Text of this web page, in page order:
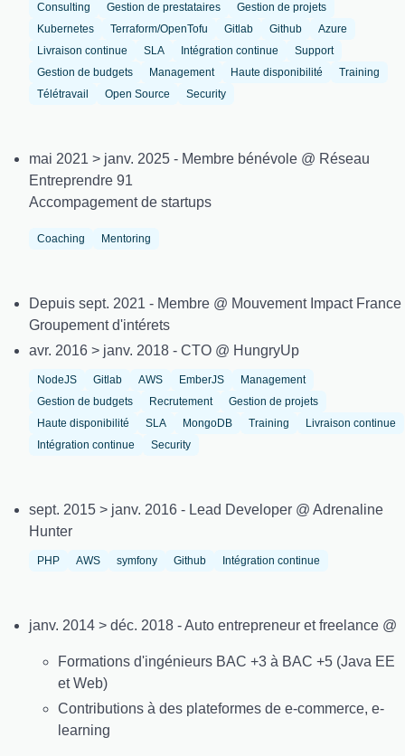
Consulting Gestion de prestataires
Gestion de projets
Kubernetes
Terraform/OpenTofu Gitlab Github
Azure
Livraison continue
SLA Intégration continue
Support
Gestion de budgets
Management Haute disponibilité
Training
Télétravail
Open Source Security
mai 2021 > janv. 2025 - Membre bénévole @ Réseau
Entreprendre 91
Accompagement de startups
Coaching Mentoring
Depuis sept. 2021 - Membre @ Mouvement Impact France
Groupement d'intérets
avr. 2016 > janv. 2018 - CTO @ HungryUp
NodeJS Gitlab AWS EmberJS
Management
Gestion de budgets
Recrutement
Gestion de projets
Haute disponibilité
SLA MongoDB Training
Livraison continue
Intégration continue
Security
sept. 2015 > janv. 2016 - Lead Developer @ Adrenaline
Hunter
PHP AWS symfony Github Intégration continue
janv. 2014 > déc. 2018 - Auto entrepreneur et freelance @
Formations d'ingénieurs BAC +3 à BAC +5 (Java EE
et Web)
Contributions à des plateformes de e-commerce, e-
learning